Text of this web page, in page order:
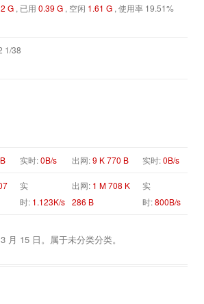
2 G , 已用 0.39 G , 空闲 1.61 G , 使用率 19.51%
1/38
实时:0B/s 出网:9 K 770 B 实时:0B/s
实
时: 1.123K/s
出网: 1 M 708 K
286 B
实
时:800B/s
月 15 日。属于未分类分类。